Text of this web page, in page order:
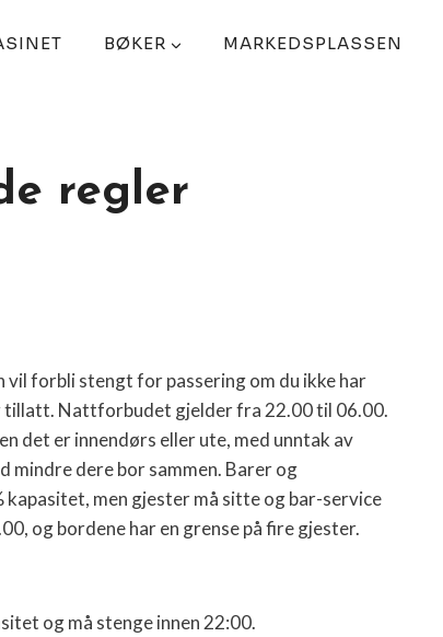
BØKER MARKEDSPLASSEN
regler
forbli stengt for passering om du ikke har
tillatt. Nattforbudet gjelder fra 22.00 til 06.00.
det er innendørs eller ute, med unntak av
mindre dere bor sammen. Barer og
men gjester må sitte og bar-service
og bordene har en grense på fire gjester.
og må stenge innen 22:00.